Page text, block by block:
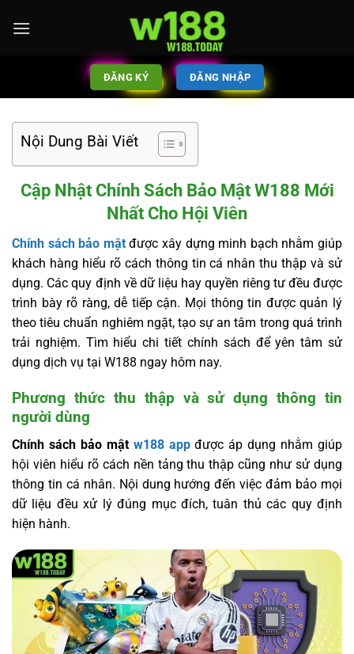
ĐĂNG KÝ ĐĂNG NHẬP
Nội Dung Bài Viết
Cập Nhật Chính Sách Bảo Mật W188 Mới
Nhất Cho Hội Viên
Chính sách bảo mật được xây dựng minh bạch nhằm giúp
khách hàng hiểu rõ cách thông tin cá nhân thu thập và sử
dụng. Các quy định về dữ liệu hay quyền riêng tư đều được
trình bày rõ ràng, dễ tiếp cận. Mọi thông tin được quản lý
theo tiêu chuẩn nghiêm ngặt, tạo sự an tâm trong quá trình
trải nghiệm. Tìm hiểu chi tiết chính sách để yên tâm sử
dụng dịch vụ tại W188 ngay hôm nay.
Phương thức thu thập và sử dụng thông tin
người dùng
Chính sách bảo mật w188 app được áp dụng nhằm giúp
hội viên hiểu rõ cách nền tảng thu thập cũng như sử dụng
thông tin cá nhân. Nội dung hướng đến việc đảm bảo mọi
dữ liệu đều xử lý đúng mục đích, tuân thủ các quy định
hiện hành.